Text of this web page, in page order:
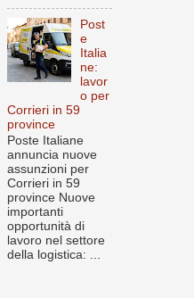
Post
e
Italia
ne:
lavor
o per
Corrieri in 59
province
Poste Italiane
annuncia nuove
assunzioni per
Corrieri in 59
province Nuove
importanti
opportunità di
lavoro nel settore
della logistica: ...